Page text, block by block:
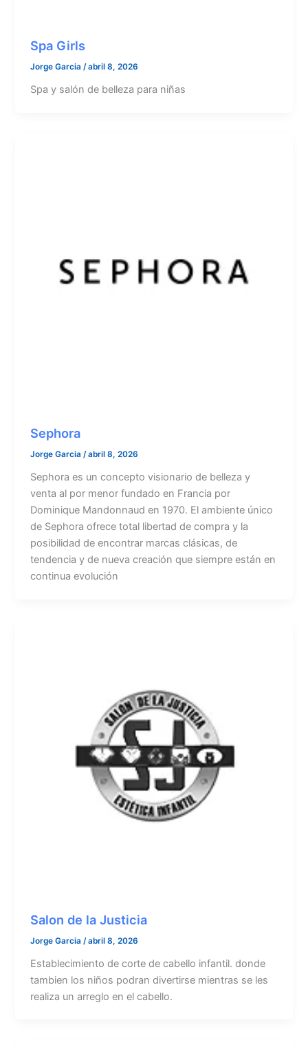
Spa Girls
Jorge Garcia/abril 8, 2026
Spa y salón de belleza para niñas
Sephora
Jorge Garcia/abril 8, 2026
Sephora es un concepto visionario de belleza y
venta al por menor fundado en Francia por
Dominique Mandonnaud en 1970. El ambiente único
de Sephora ofrece total libertad de compra y la
posibilidad de encontrar marcas clásicas, de
tendencia y de nueva creación que siempre están en
continua evolución
Salon de la Justicia
Jorge Garcia /abril 8, 2026
Establecimiento de corte de cabello infantil. donde
tambien los niños podran divertirse mientras se les
realiza un arreglo en el cabello.